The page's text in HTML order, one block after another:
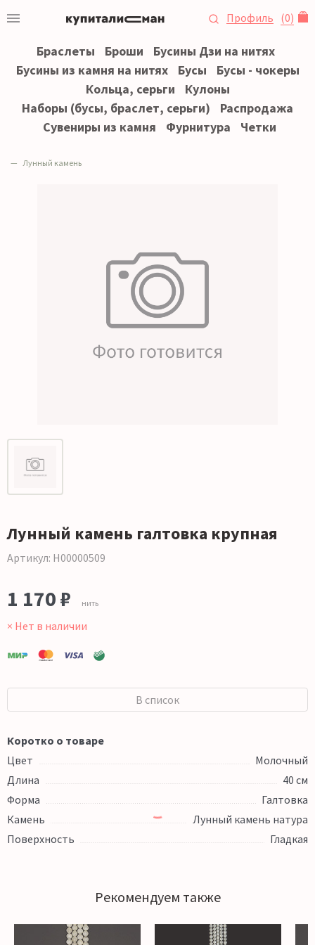
Профиль (0)
Браслеты Броши
Бусины Дзи на нитях
Бусины из камня на нитях
Бусы
Бусы - чокеры
Кольца, серьги
Кулоны
Наборы (бусы, браслет, серьги)
Распродажа
Сувениры из камня
Фурнитура Четки
Лунный камень
Лунный камень галтовка крупная
Артикул: Н00000509
1 170 ₽ нить
× Нет в наличии
В список
Коротко о товаре
Цвет
Молочный
Длина
40 см
Форма
Галтовка
Камень
Лунный камень натура
Поверхность
Гладкая
Рекомендуем также